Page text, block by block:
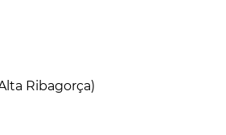
Ribagorça)